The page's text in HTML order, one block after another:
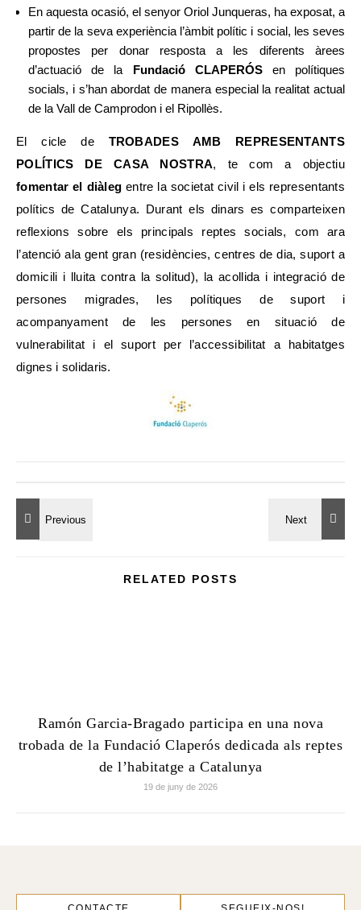
En aquesta ocasió, el senyor Oriol Junqueras, ha exposat, a
partir de la seva experiència l’àmbit polític i social, les seves
propostes per donar resposta a les diferents àrees
d’actuació de la Fundació CLAPERÓSen polítiques
socials, i s’han abordat de manera especial la realitat actual
de la Vall de Camprodon i el Ripollès.
El cicle de TROBADES AMB REPRESENTANTS
POLÍTICS DE CASA NOSTRA, te com a objectiu
fomentar el diàleg entre la societat civil i els representants
polítics de Catalunya. Durant els dinars es comparteixen
reflexions sobre els principals reptes socials, com ara
l’atenció ala gent gran (residències, centres de dia, suport a
domicili i lluita contra la solitud), la acollida i integració de
persones migrades, les polítiques de suport i
acompanyament de les persones en situació de
vulnerabilitat i el suport per l’accessibilitat a habitatges
dignes i solidaris.
RELATED POSTS
Ramón Garcia-Bragado participa en una nova
trobada de la Fundació Claperós dedicada als reptes
de l’habitatge a Catalunya
19 de juny de 2026